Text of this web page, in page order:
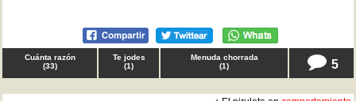
Cuánta razón
(33)
Te jodes
(1)
Menuda chorrada
(1) 5